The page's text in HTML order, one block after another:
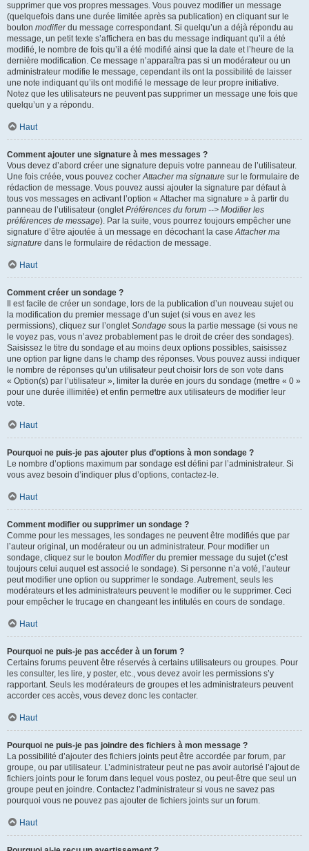
supprimer que vos propres messages. Vous pouvez modifier un message
(quelquefois dans une durée limitée après sa publication) en cliquant sur le
bouton modifierdu message correspondant. Si quelqu’un a déjà répondu au
message, un petit texte s’affichera en bas du message indiquant qu’il a été
modifié, le nombre de fois qu’il a été modifié ainsi que la date et l’heure de la
dernière modification. Ce message n’apparaîtra pas si un modérateur ou un
administrateur modifie le message, cependant ils ont la possibilité de laisser
une note indiquant qu’ils ont modifié le message de leur propre initiative.
Notez que les utilisateurs ne peuvent pas supprimer un message une fois que
quelqu’un y a répondu.
Haut
Comment ajouter une signature à mes messages ?
Vous devez d’abord créer une signature depuis votre panneau de l’utilisateur.
Une fois créée, vous pouvez cocherAttacher ma signature sur le formulaire de
rédaction de message. Vous pouvez aussi ajouter la signature par défaut à
tous vos messages en activant l’option « Attacher ma signature » à partir du
panneau de l’utilisateur (ongletPréférences du forum --> Modifier les
préférences de message). Par la suite, vous pourrez toujours empêcher une
signature d’être ajoutée à un message en décochant la caseAttacher ma
signature dans le formulaire de rédaction de message.
Haut
Comment créer un sondage ?
Il est facile de créer un sondage, lors de la publication d’un nouveau sujet ou
la modification du premier message d’un sujet (si vous en avez les
permissions), cliquez sur l’ongletSondage sous la partie message (si vous ne
le voyez pas, vous n’avez probablement pas le droit de créer des sondages).
Saisissez le titre du sondage et au moins deux options possibles, saisissez
une option par ligne dans le champ des réponses. Vous pouvez aussi indiquer
le nombre de réponses qu’un utilisateur peut choisir lors de son vote dans
« Option(s) par l’utilisateur », limiter la durée en jours du sondage (mettre « 0 »
pour une durée illimitée) et enfin permettre aux utilisateurs de modifier leur
vote.
Haut
Pourquoi ne puis-je pas ajouter plus d’options à mon sondage ?
Le nombre d’options maximum par sondage est défini par l’administrateur. Si
vous avez besoin d’indiquer plus d’options, contactez-le.
Haut
Comment modifier ou supprimer un sondage ?
Comme pour les messages, les sondages ne peuvent être modifiés que par
l’auteur original, un modérateur ou un administrateur. Pour modifier un
sondage, cliquez sur le bouton Modifierdu premier message du sujet (c’est
toujours celui auquel est associé le sondage). Si personne n’a voté, l’auteur
peut modifier une option ou supprimer le sondage. Autrement, seuls les
modérateurs et les administrateurs peuvent le modifier ou le supprimer. Ceci
pour empêcher le trucage en changeant les intitulés en cours de sondage.
Haut
Pourquoi ne puis-je pas accéder à un forum ?
Certains forums peuvent être réservés à certains utilisateurs ou groupes. Pour
les consulter, les lire, y poster, etc., vous devez avoir les permissions s’y
rapportant. Seuls les modérateurs de groupes et les administrateurs peuvent
accorder ces accès, vous devez donc les contacter.
Haut
Pourquoi ne puis-je pas joindre des fichiers à mon message ?
La possibilité d’ajouter des fichiers joints peut être accordée par forum, par
groupe, ou par utilisateur. L’administrateur peut ne pas avoir autorisé l’ajout de
fichiers joints pour le forum dans lequel vous postez, ou peut-être que seul un
groupe peut en joindre. Contactez l’administrateur si vous ne savez pas
pourquoi vous ne pouvez pas ajouter de fichiers joints sur un forum.
Haut